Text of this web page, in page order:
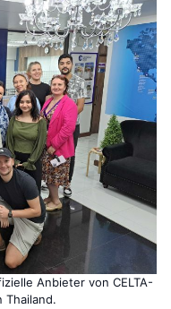
Anbieter von CELTA-
Thailand.